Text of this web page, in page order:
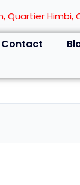
Quartier
Contact